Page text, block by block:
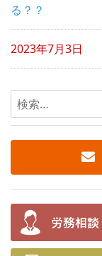
ン
る？？
2023年7月3日
検
索: